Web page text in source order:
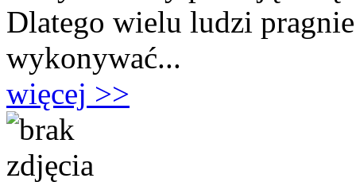
Dlatego wielu ludzi
wykonywać...
więcej >>